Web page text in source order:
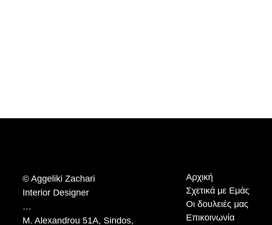
© Aggeliki Zachari
Interior Designer
…
M. Alexandrou 51A, Sindos,
Αρχική
Σχετικά με Εμάς
Οι δουλειές μας
Επικοινωνία